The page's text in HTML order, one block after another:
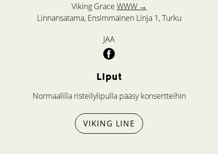
Viking Grace WWW →
Linnansatama, Ensimmäinen Linja 1, Turku
JAA
Liput
Normaalilla risteilylipulla pääsy konsertteihin
VIKING LINE